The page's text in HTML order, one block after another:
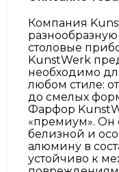
Компания
столовые
KunstWerk
необходимо
любом стиле:
до смелых
Фарфор
«премиум». Он
белизной и
алюмину в
устойчиво к